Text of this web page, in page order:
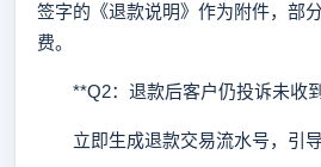
签字的《退款说明》作为附件，部
费。
**Q2：退款后客户仍投诉未收
立即生成退款交易流水号，引导